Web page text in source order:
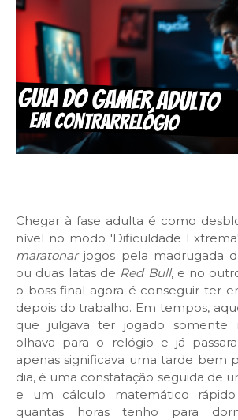
Chegar à fase adulta é como
nível no modo 'Dificuldade
maratonar jogos pela madrugada
ou duas latas de Red Bull, e no
o boss final agora é conseguir ter
depois do trabalho. Em tempos,
que julgava ter jogado somente
olhava para o relógio e já
apenas significava uma tarde bem
dia, é uma constatação seguida de
e um cálculo matemático
quantas horas tenho para